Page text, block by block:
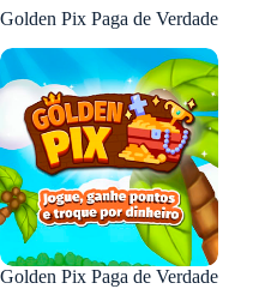
Golden Pix Paga de Verdade
Golden Pix Paga de Verdade